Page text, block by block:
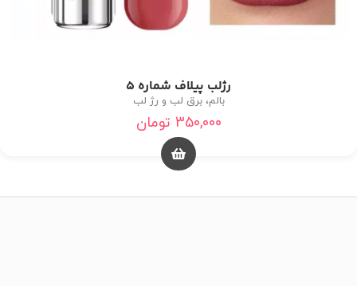
رژلب پیلاف شماره 5
بالم، برق لب و رژ لب
350,000 تومان